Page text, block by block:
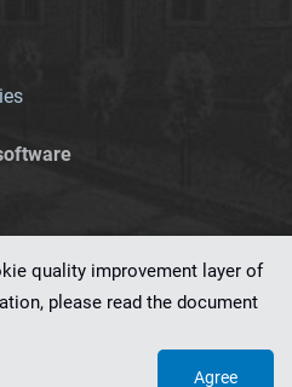
quality improvement layer of
please read the document
Agree